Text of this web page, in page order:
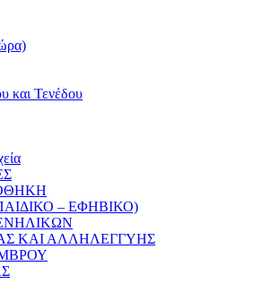
και Τενέδου
– ΕΦΗΒΙΚΟ)
ΚΑΙ ΑΛΛΗΛΕΓΓΥΗΣ